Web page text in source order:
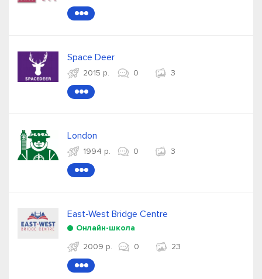
●●●
Space Deer
2015 р. 0 3
●●●
London
1994 р. 0 3
●●●
East-West Bridge Centre
Онлайн-школа
2009 р.
0 23
●●●